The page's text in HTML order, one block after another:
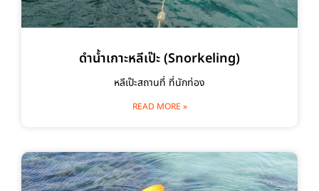
ดำน้ำเกาะหลีเป๊ะ (Snorkeling)
หลีเป๊ะสถานที่ ที่นักท่อง
READ MORE »